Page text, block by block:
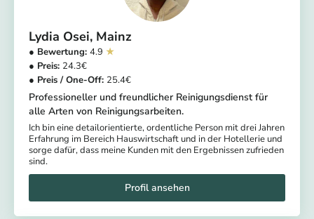
Lydia Osei Mainz
4.9
24.3
25.4
Professioneller und freundlicher Reinigungsdienst für
alle Arten von Reinigungsarbeiten.
Ich bin eine detailorientierte, ordentliche Person mit drei Jahren
Erfahrung im Bereich Hauswirtschaft und in der Hotellerie und
sorge dafür, dass meine Kunden mit den Ergebnissen zufrieden
sind.